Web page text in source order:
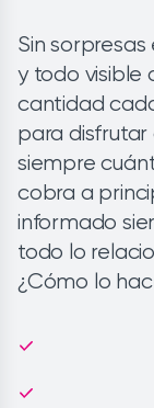
Sin
y todo visible
cantidad
para
siempre
cobra a
informado
todo lo
¿Cómo lo